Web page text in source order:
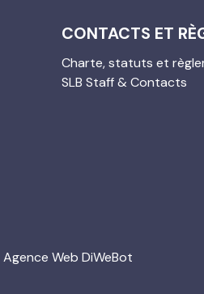
CONTACTS ET
Charte, statuts et
SLB Staff & Contacts
Agence Web DiWeBot